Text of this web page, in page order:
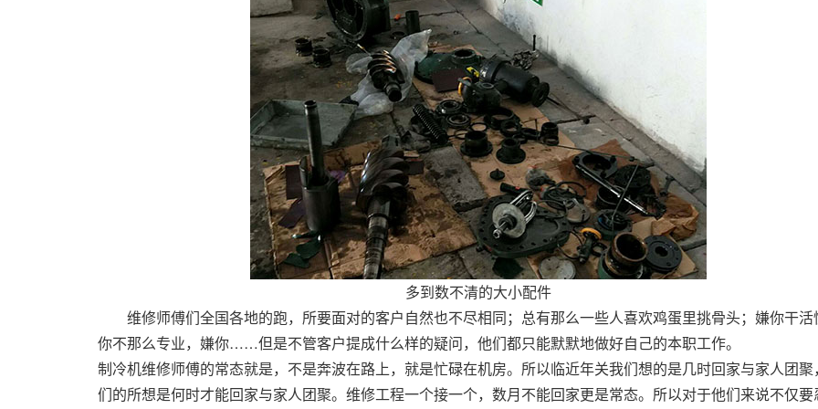
多到数不清的大小配件
维修师傅们全国各地的跑，所要面对的客户自然也不尽相同；总有那么一些人喜欢鸡蛋里挑骨头；嫌你干活
你不那么专业，嫌你……但是不管客户提成什么样的疑问，他们都只能默默地做好自己的本职工作。
制冷机维修师傅的常态就是，不是奔波在路上，就是忙碌在机房。所以临近年关我们想的是几时回家与家人团聚
们的所想是何时才能回家与家人团聚。维修工程一个接一个，数月不能回家更是常态。所以对于他们来说不仅要